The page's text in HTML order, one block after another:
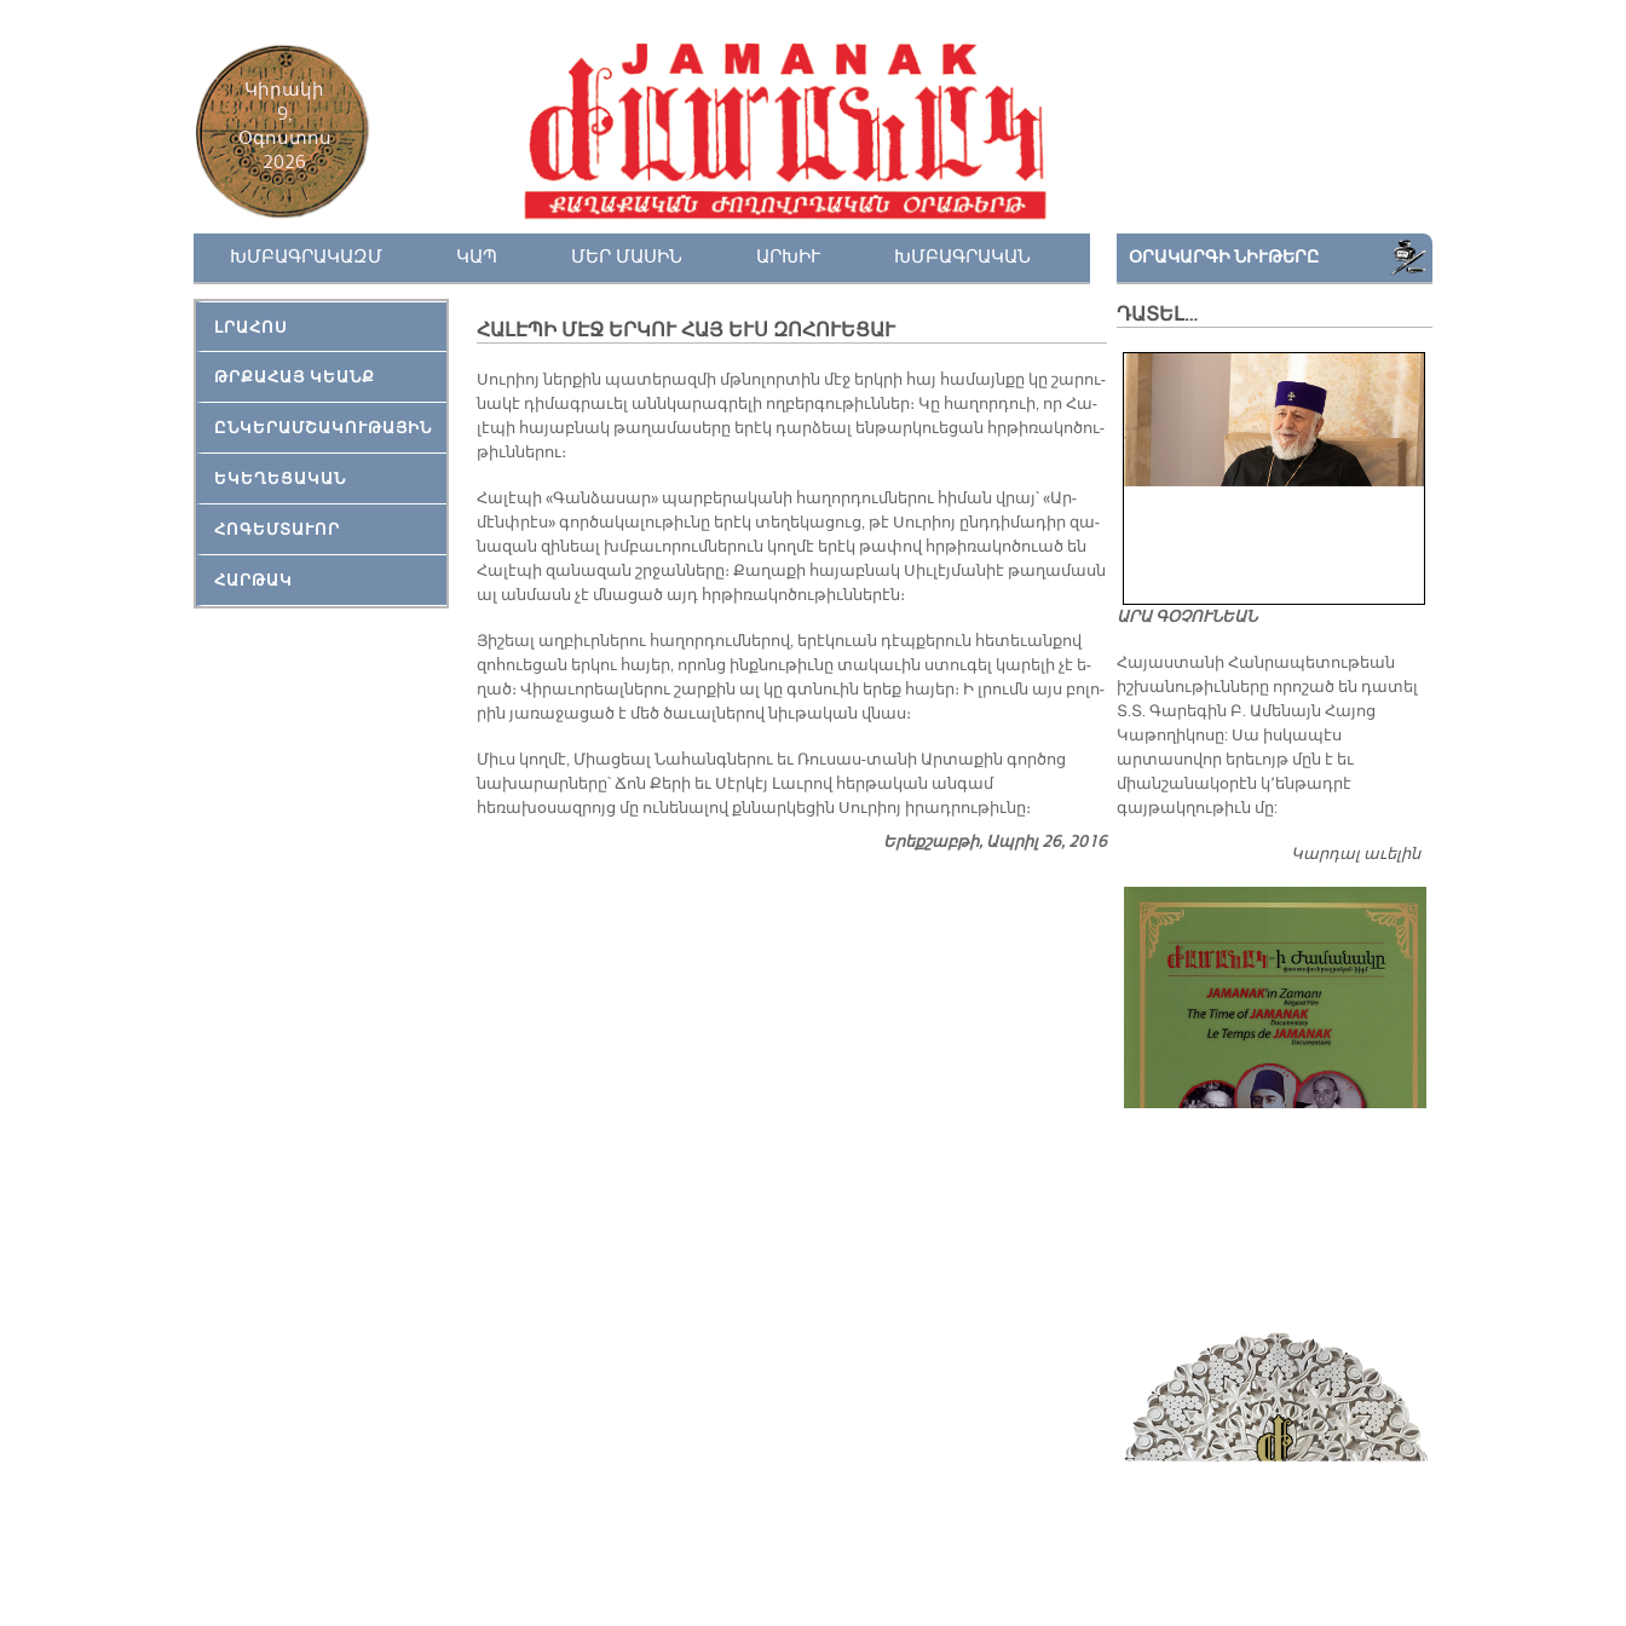
Կիրակի
9,
Օգոստոս
2026
ԽՄԲԱԳՐԱԿԱԶՄ ԿԱՊ ՄԵՐ ՄԱՍԻՆ ԱՐԽԻՒ ԽՄԲԱԳՐԱԿԱՆ
ԼՐԱՀՈՍ
ԹՐՔԱՀԱՅ ԿԵԱՆՔ
ԸՆԿԵՐԱՄՇԱԿՈՒԹԱՅԻՆ
ԵԿԵՂԵՑԱԿԱՆ
ՀՈԳԵՄՏԱՒՈՐ
ՀԱՐԹԱԿ
ՀԱԼԷՊԻ ՄԷՋ ԵՐԿՈՒ ՀԱՅ ԵՒՍ ԶՈՀՈՒԵՑԱՒ
Սու­րիոյ ներ­քին պա­տե­րազ­մի մթնո­լոր­տին մէջ երկ­րի հայ հա­մայն­քը կը շա­րու­
նա­կէ դի­մագ­րա­ւել անն­կա­րագ­րե­լի ող­բեր­գու­թիւն­ներ։ Կը հա­ղոր­դուի, որ Հա­
լէ­պի հա­յաբ­նակ թա­ղա­մա­սե­րը ե­րէկ դար­ձեալ են­թար­կուե­ցան հրթի­ռա­կո­ծու­
թիւն­նե­րու։
Հա­լէ­պի «Գան­ձա­սար» պար­բե­րա­կա­նի հա­ղոր­դում­նե­րու հի­ման վրայ՝ «Ար­
մէնփ­րէս» գոր­ծա­կա­լու­թիւ­նը ե­րէկ տե­ղե­կա­ցուց, թէ Սու­րիոյ ընդ­դի­մա­դիր զա­
նա­զան զի­նեալ խմբա­ւո­րում­նե­րուն կող­մէ ե­րէկ թա­փով հրթի­ռա­կո­ծուած են
Հա­լէ­պի զա­նա­զան շրջան­նե­րը։ Քա­ղա­քի հա­յաբ­նակ Սիւ­լէյ­մա­նիէ թա­ղա­մասն
ալ ան­մասն չէ մնա­ցած այդ հրթի­ռա­կո­ծու­թիւն­նե­րէն։
Յի­շեալ աղ­բիւր­նե­րու հա­ղոր­դում­նե­րով, ե­րէ­կուան դէպ­քե­րուն հե­տե­ւան­քով
զո­հուե­ցան եր­կու հա­յեր, ո­րոնց ինք­նու­թիւ­նը տա­կա­ւին ստու­գել կա­րե­լի չէ ե­
ղած։ Վի­րա­ւո­րեալ­նե­րու շար­քին ալ կը գտնուին ե­րեք հա­յեր։ Ի լրումն այս բո­լո­
րին յա­ռա­ջա­ցած է մեծ ծա­ւալ­նե­րով նիւ­թա­կան վնաս։
Միւս կողմէ, Միացեալ Նահանգներու եւ Ռուսաս-տանի Արտաքին գործոց
նախարարները՝ Ճոն Քերի եւ Սէրկէյ Լաւրով հերթական անգամ
հեռախօսազրոյց մը ունենալով քննարկեցին Սուրիոյ իրադրութիւնը։
Երեքշաբթի, Ապրիլ 26, 2016
ՕՐԱԿԱՐԳԻ ՆԻՒԹԵՐԸ
ԴԱՏԵԼ…
ԱՐԱ ԳՕՉՈՒՆԵԱՆ
​Հայաստանի Հանրապետութեան
իշխանութիւնները որոշած են դատել
Տ.Տ. Գարեգին Բ. Ամենայն Հայոց
Կաթողիկոսը: Սա իսկապէս
արտասովոր երեւոյթ մըն է եւ
միանշանակօրէն կ՚ենթադրէ
գայթակղութիւն մը:
Կարդալ աւելինԴատել…